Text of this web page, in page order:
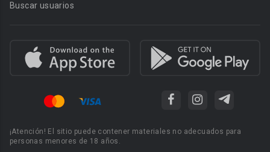
Buscar usuarios
¡Atención! El sitio puede contener materiales no adecuados para
personas menores de 18 años.